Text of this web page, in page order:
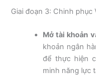
Giai đoạn 3: Chinh phục
Mở tài khoản
khoản ngân
để thực hiện
minh năng lực